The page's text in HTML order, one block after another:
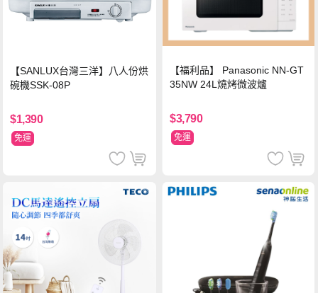
【SANLUX台灣三洋】八人份烘
碗機SSK-08P
$1,390
免運
【福利品】 Panasonic NN-GT
35NW 24L燒烤微波爐
$3,790
免運